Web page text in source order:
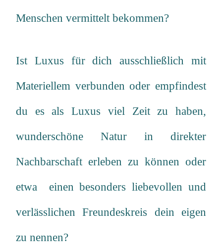
Menschen vermittelt bekommen?
Ist Luxus für dich ausschließlich mit
Materiellem verbunden oder empfindest
du es als Luxus viel Zeit zu haben,
wunderschöne Natur in direkter
Nachbarschaft erleben zu können oder
etwa einen besonders liebevollen und
verlässlichen Freundeskreis dein eigen
zu nennen?